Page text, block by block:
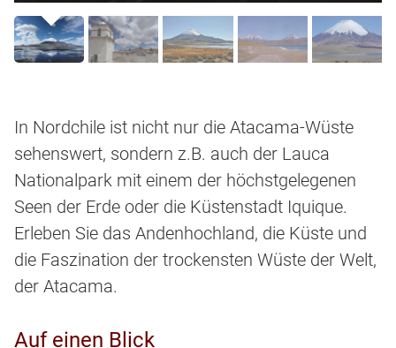
In Nordchile ist nicht nur die Atacama-Wüste
sehenswert, sondern z.B. auch der Lauca
Nationalpark mit einem der höchstgelegenen
Seen der Erde oder die Küstenstadt Iquique.
Erleben Sie das Andenhochland, die Küste und
die Faszination der trockensten Wüste der Welt,
der Atacama.
Auf einen Blick